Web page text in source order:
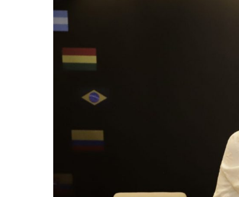
Pressione Enter para pesquisar ou ESC para